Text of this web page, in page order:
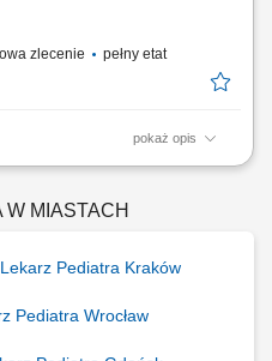
zlecenie pełny etat
pokaż opis
Czas trwania: 6 godzin
MIASTACH
Lekarz Pediatra Kraków
Pediatra Wrocław